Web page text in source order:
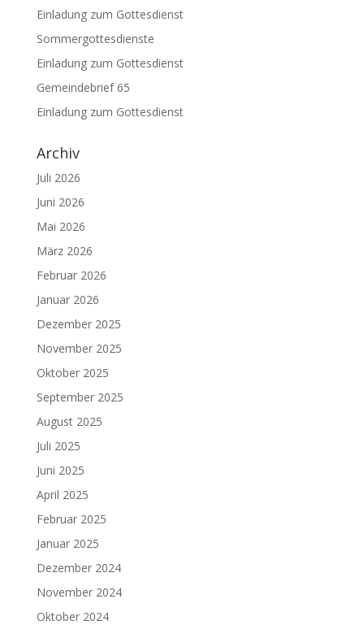
Einladung zum Gottesdienst
Sommergottesdienste
Einladung zum Gottesdienst
Gemeindebrief 65
Einladung zum Gottesdienst
Archiv
Juli 2026
Juni 2026
Mai 2026
März 2026
Februar 2026
Januar 2026
Dezember 2025
November 2025
Oktober 2025
September 2025
August 2025
Juli 2025
Juni 2025
April 2025
Februar 2025
Januar 2025
Dezember 2024
November 2024
Oktober 2024